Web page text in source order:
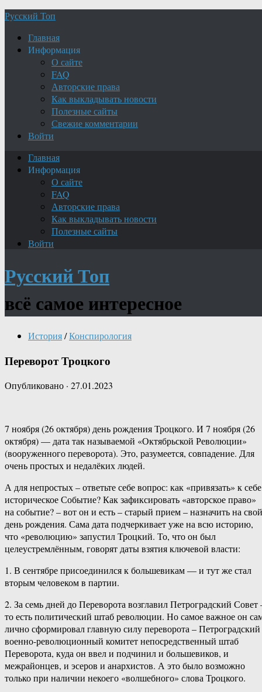
Русский Топ
Главная
Информация
О сайте
FAQ
Авторские права
Как выкладывать новости
Полезные сайты
Свежие комментарии
Войти
Главная
Информация
О сайте
FAQ
Авторские права
Как выкладывать новости
Полезные сайты
Войти
Русский Топ
всё самое интересное
История/Конспирология
Переворот Троцкого
Опубликовано · 27.01.2023
7 ноября (26 октября) день рождения Троцкого. И 7 ноября (26
октября) — дата так называемой «Октябрьской Революции»
(вооруженного переворота). Это, разумеется, совпадение. Для
очень простых и недалёких людей.
А для непростых – ответьте себе вопрос: как «привязать» к себе
историческое Событие? Как зафиксировать «авторское право»
на событие? – вот он и есть – старый прием – назначить на свой
день рождения. Сама дата подчеркивает уже на всю историю,
что «революцию» запустил Троцкий. То, что он был
целеустремлённым, говорят даты взятия ключевой власти:
1. В сентябре присоединился к большевикам — и тут же стал
вторым человеком в партии.
2. За семь дней до Переворота возглавил Петроградский Совет
то есть политический штаб революции. Но самое важное он
лично сформировал главную силу переворота – Петроградский
военно-революционный комитет непосредственный штаб
Переворота, куда он ввел и подчинил и большевиков, и
межрайонцев, и эсеров и анархистов. А это было возможно
только при наличии некоего «волшебного» слова Троцкого.